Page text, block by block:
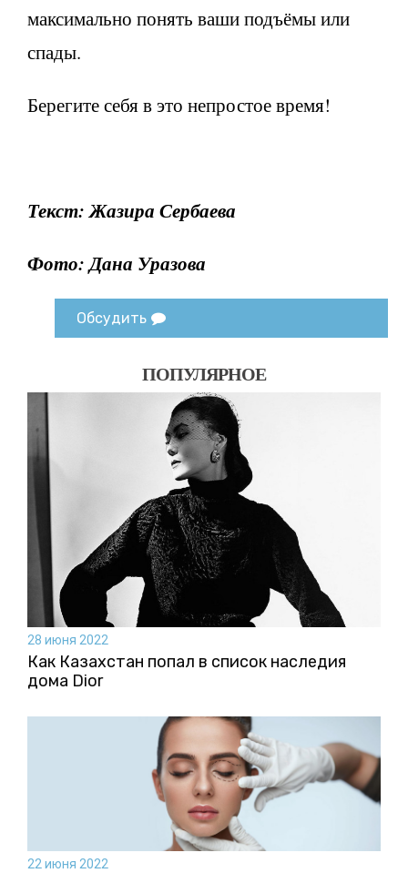
максимально понять ваши подъёмы или
спады.
Берегите себя в это непростое время!
Текст: Жазира Сербаева
Фото: Дана Уразова
Обсудить
ПОПУЛЯРНОЕ
28 июня 2022
Как Казахстан попал в список наследия
дома Dior
22 июня 2022